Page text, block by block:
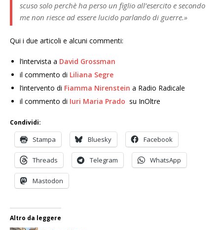
scuso solo perchè ha perso un figlio all’esercito e secondo
me non riesce ad essere lucido parlando di guerre.»
Qui i due articoli e alcuni commenti:
l’intervista a David Grossman
il commento di Liliana Segre
l’intervento di Fiamma Nirenstein a Radio Radicale
il commento di Iuri Maria Prado su InOltre
Condividi:
Stampa Bluesky Facebook
Threads Telegram WhatsApp
Mastodon
Altro da leggere